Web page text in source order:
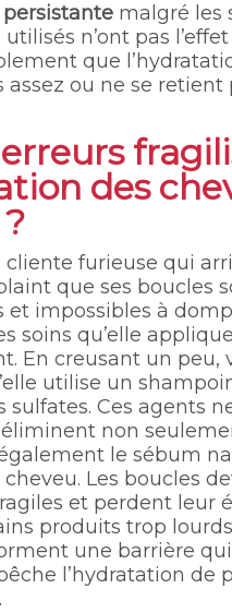
persistante malgré les
n’ont pas
que
assez ou ne se retient
des
furieuse qui
que ses boucles
et impossibles à
soins qu’elle applique
En creusant un peu,
utilise un
sulfates. Ces agents
non
le sébum
Les boucles
et perdent leur
produits trop
une barrière
l’hydratation de